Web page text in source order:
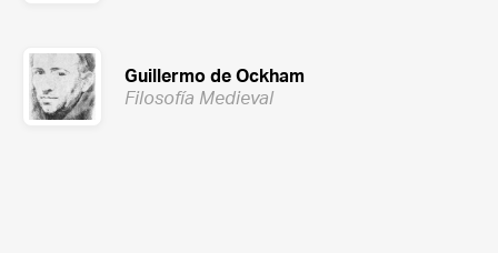
Guillermo de Ockham
Filosofía Medieval